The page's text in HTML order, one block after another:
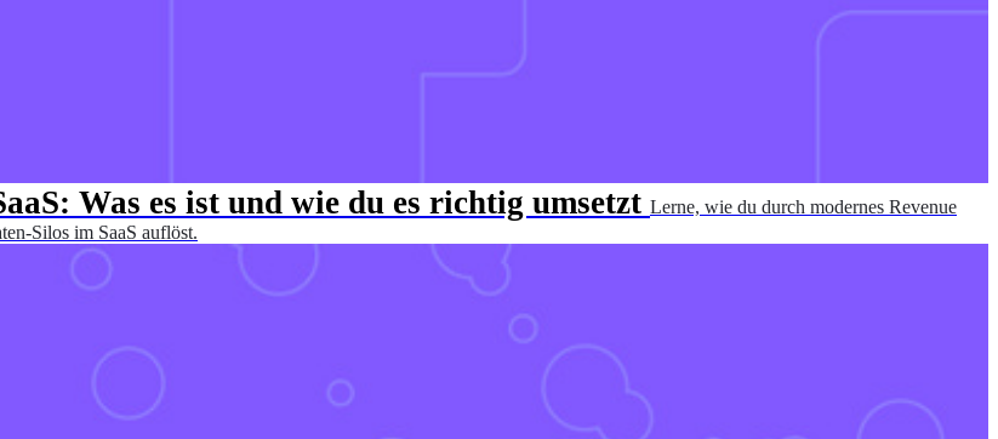
Was es ist und wie du es richtig umsetzt Lerne, wie du durch modernes Revenue
Silos im SaaS auflöst.